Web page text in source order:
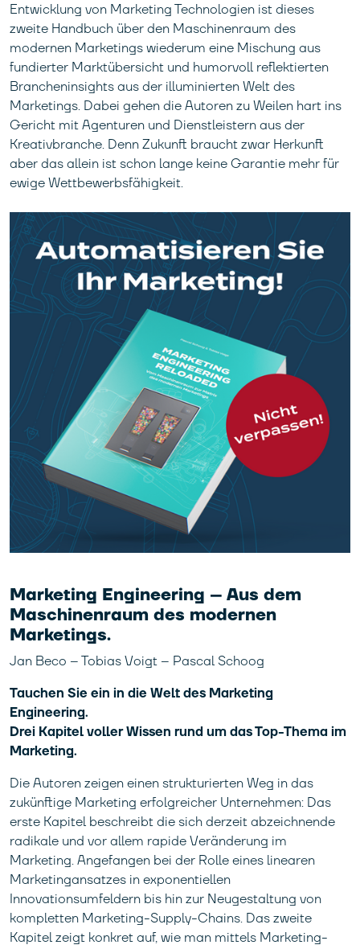
Entwicklung von Marketing Technologien ist dieses
zweite Handbuch über den Maschinenraum des
modernen Marketings wiederum eine Mischung aus
fundierter Marktübersicht und humorvoll reflektierten
Brancheninsights aus der illuminierten Welt des
Marketings. Dabei gehen die Autoren zu Weilen hart ins
Gericht mit Agenturen und Dienstleistern aus der
Kreativbranche. Denn Zukunft braucht zwar Herkunft
aber das allein ist schon lange keine Garantie mehr für
ewige Wettbewerbsfähigkeit.
Marketing Engineering – Aus dem
Maschinenraum des modernen
Marketings.
Jan Beco – Tobias Voigt – Pascal Schoog
Tauchen Sie ein in die Welt des Marketing
Engineering.
Drei Kapitel voller Wissen rund um das Top-Thema im
Marketing.
Die Autoren zeigen einen strukturierten Weg in das
zukünftige Marketing erfolgreicher Unternehmen: Das
erste Kapitel beschreibt die sich derzeit abzeichnende
radikale und vor allem rapide Veränderung im
Marketing. Angefangen bei der Rolle eines linearen
Marketingansatzes in exponentiellen
Innovationsumfeldern bis hin zur Neugestaltung von
kompletten Marketing-Supply-Chains. Das zweite
Kapitel zeigt konkret auf, wie man mittels Marketing-